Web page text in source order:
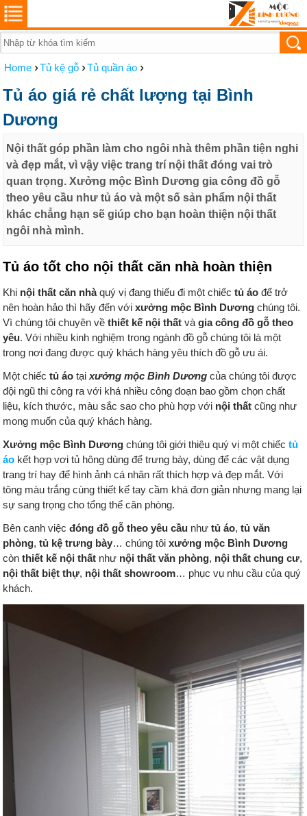
Home ›Tủ kệ gỗ ›Tủ quần áo ›
Tủ áo giá rẻ chất lượng tại Bình
Dương
Nội thất góp phần làm cho ngôi nhà thêm phần tiện nghi
và đẹp mắt, vì vậy việc trang trí nội thất đóng vai trò
quan trọng. Xưởng mộc Bình Dương gia công đồ gỗ
theo yêu cầu như tủ áo và một số sản phẩm nội thất
khác chẳng hạn sẽ giúp cho bạn hoàn thiện nội thất
ngôi nhà mình.
Tủ áo tốt cho nội thất căn nhà hoàn thiện
Khi nội thất căn nhàquý vị đang thiếu đi một chiếc tủ áođể trở
nên hoàn hảo thì hãy đến với xưởng mộc Bình Dươngchúng tôi.
Vì chúng tôi chuyên vềthiết kế nội thất vàgia công đồ gỗ theo
yêu. Với nhiều kinh nghiệm trong ngành đồ gỗ chúng tôi là một
trong nơi đang được quý khách hàng yêu thích đồ gỗ ưu ái.
Một chiếctủ áo tạixưởng mộc Bình Dương của chúng tôi được
đội ngũ thi công ra với khá nhiều công đoạn bao gồm chọn chất
liệu, kích thước, màu sắc sao cho phù hợp với nội thấtcũng như
mong muốn của quý khách hàng.
Xưởng mộc Bình Dương chúng tôi giới thiệu quý vị một chiếc tủ
áo kết hợp vơi tủ hông dùng để trưng bày, dùng để các vật dụng
trang trí hay để hình ảnh cá nhân rất thích hợp và đẹp mắt. Với
tông màu trắng cùng thiết kế tay cầm khá đơn giản nhưng mang lại
sự sang trọng cho tổng thể căn phòng.
Bên canh việc đóng đồ gỗ theo yêu cầu như tủ áo, tủ văn
phòng,tủ kệ trưng bày… chúng tôixưởng mộc Bình Dương
còn thiết kế nội thất như nội thất văn phòng, nội thất chung cư,
nội thất biệt thự, nội thất showroom… phục vụ nhu cầu của quý
khách.